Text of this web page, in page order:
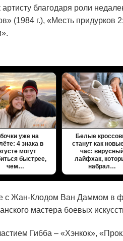
благодаря роли
(1984 г.), «Месть придурков
уже на
4 знака в
могут
быстрее,
чем…
Белые
станут как
час:
лайфхак,
набрал…
с Жан-Клодом Ван Даммом в
мастера боевых
Гибба – «Хэнкок»,